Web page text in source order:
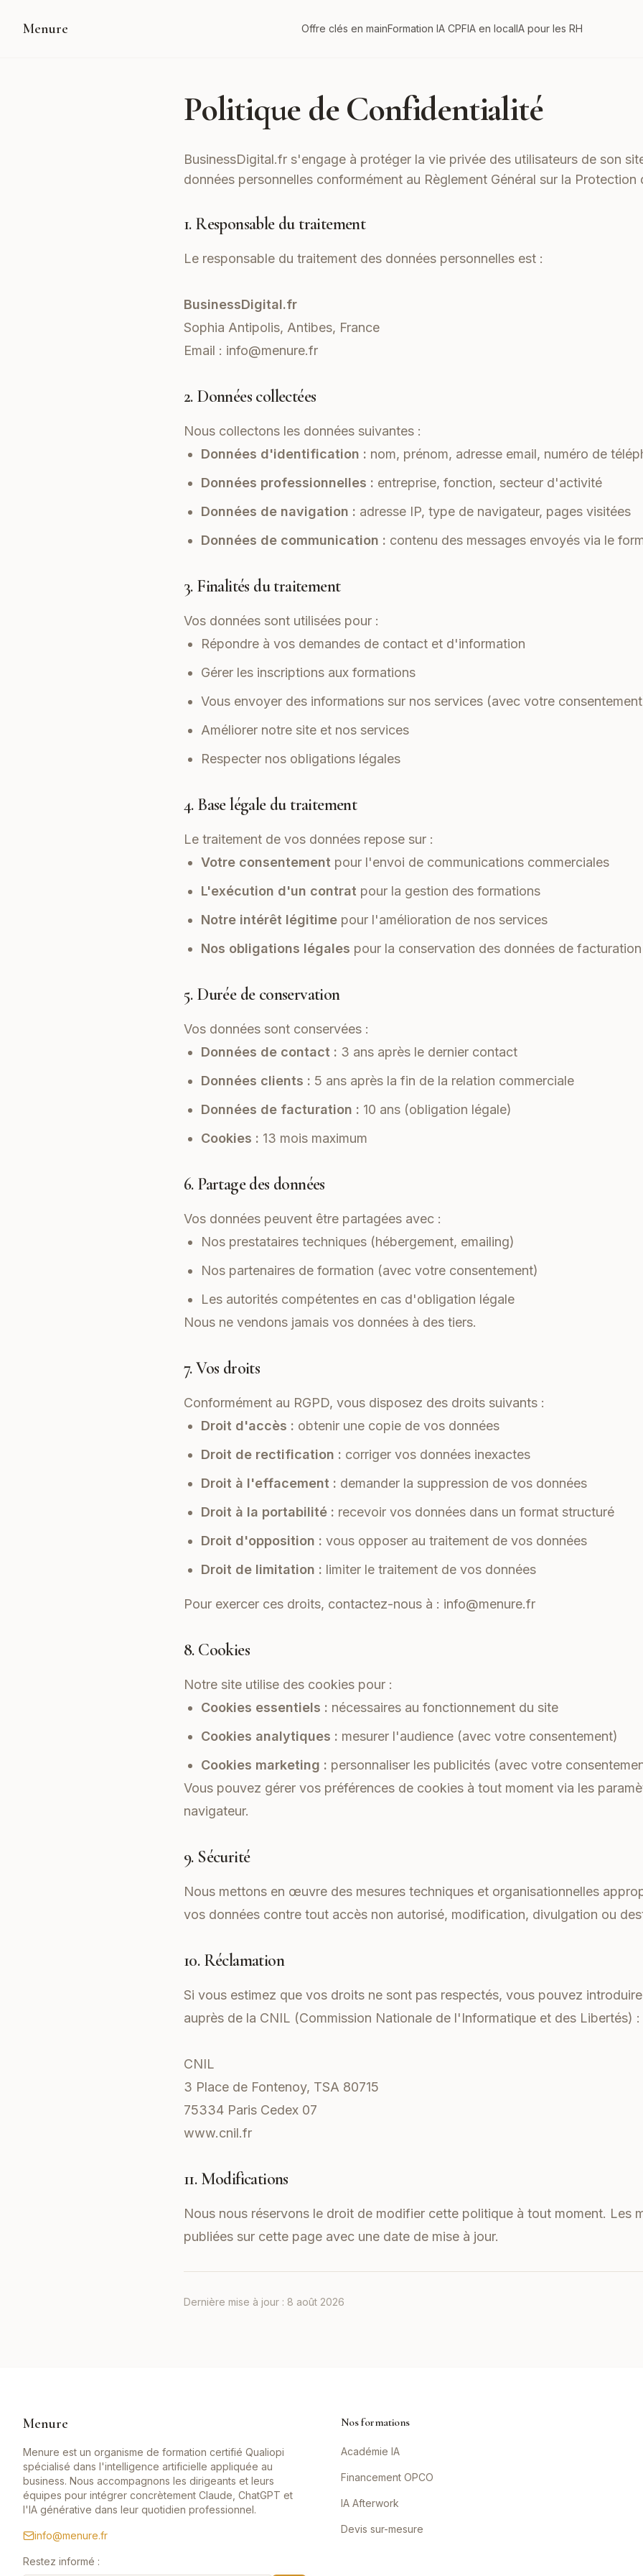
Menure Offre clés en mainFormation IA CPFIA en localIA pour les RH
Politique de Confidentialité
BusinessDigital.fr s'engage à protéger la vie privée des utilisateurs de son
données personnelles conformément au Règlement Général sur la Protection
1. Responsable du traitement
Le responsable du traitement des données personnelles est :
BusinessDigital.fr
Sophia Antipolis, Antibes, France
Email : info@menure.fr
2. Données collectées
Nous collectons les données suivantes :
Données d'identification : nom, prénom, adresse email, numéro de
Données professionnelles : entreprise, fonction, secteur d'activité
Données de navigation : adresse IP, type de navigateur, pages visitées
Données de communication : contenu des messages envoyés via le
3. Finalités du traitement
Vos données sont utilisées pour :
Répondre à vos demandes de contact et d'information
Gérer les inscriptions aux formations
Vous envoyer des informations sur nos services (avec votre
Améliorer notre site et nos services
Respecter nos obligations légales
4. Base légale du traitement
Le traitement de vos données repose sur :
Votre consentement pour l'envoi de communications commerciales
L'exécution d'un contrat pour la gestion des formations
Notre intérêt légitime pour l'amélioration de nos services
Nos obligations légales pour la conservation des données de facturation
5. Durée de conservation
Vos données sont conservées :
Données de contact : 3 ans après le dernier contact
Données clients : 5 ans après la fin de la relation commerciale
Données de facturation : 10 ans (obligation légale)
Cookies : 13 mois maximum
6. Partage des données
Vos données peuvent être partagées avec :
Nos prestataires techniques (hébergement, emailing)
Nos partenaires de formation (avec votre consentement)
Les autorités compétentes en cas d'obligation légale
Nous ne vendons jamais vos données à des tiers.
7. Vos droits
Conformément au RGPD, vous disposez des droits suivants :
Droit d'accès : obtenir une copie de vos données
Droit de rectification : corriger vos données inexactes
Droit à l'effacement : demander la suppression de vos données
Droit à la portabilité : recevoir vos données dans un format structuré
Droit d'opposition : vous opposer au traitement de vos données
Droit de limitation : limiter le traitement de vos données
Pour exercer ces droits, contactez-nous à : info@menure.fr
8. Cookies
Notre site utilise des cookies pour :
Cookies essentiels : nécessaires au fonctionnement du site
Cookies analytiques : mesurer l'audience (avec votre consentement)
Cookies marketing : personnaliser les publicités (avec votre
Vous pouvez gérer vos préférences de cookies à tout moment via les
navigateur.
9. Sécurité
Nous mettons en œuvre des mesures techniques et organisationnelles
vos données contre tout accès non autorisé, modification, divulgation ou
10. Réclamation
Si vous estimez que vos droits ne sont pas respectés, vous pouvez
auprès de la CNIL (Commission Nationale de l'Informatique et des Libertés) :
CNIL
3 Place de Fontenoy, TSA 80715
75334 Paris Cedex 07
www.cnil.fr
11. Modifications
Nous nous réservons le droit de modifier cette politique à tout moment. Les
publiées sur cette page avec une date de mise à jour.
Dernière mise à jour : 8 août 2026
Menure
Menure est un organisme de formation certifié Qualiopi
spécialisé dans l'intelligence artificielle appliquée au
business. Nous accompagnons les dirigeants et leurs
équipes pour intégrer concrètement Claude, ChatGPT et
l'IA générative dans leur quotidien professionnel.
info@menure.fr
Restez informé :
Nos formations
Académie IA
Financement OPCO
IA Afterwork
Devis sur-mesure